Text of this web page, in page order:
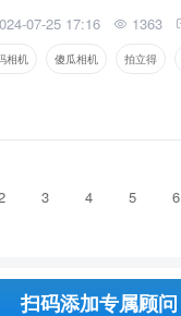
07-25 17:16 1363
相机 傻瓜相机 拍立得
3 4 5 6
扫码添加专属顾问